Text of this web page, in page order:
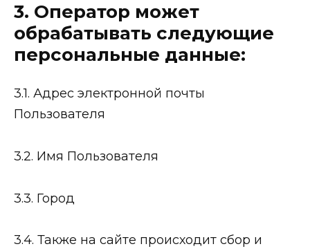
3. Оператор может
обрабатывать следующие
персональные данные:
3.1. Адрес электронной почты
Пользователя
3.2. Имя Пользователя
3.3. Город
3.4. Также на сайте происходит сбор и